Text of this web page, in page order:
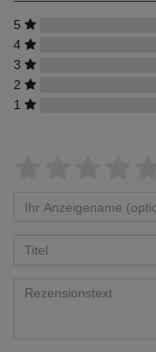
5
4
3
2
1